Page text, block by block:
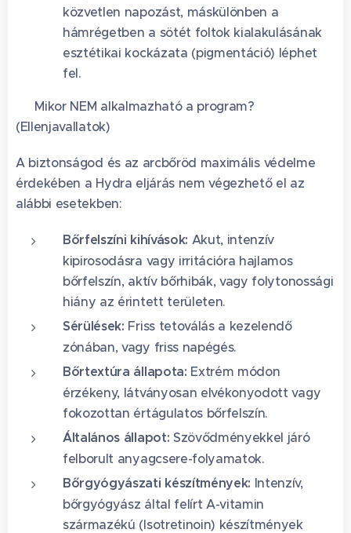
közvetlen napozást, máskülönben a
hámrégetben a sötét foltok kialakulásának
esztétikai kockázata (pigmentáció) léphet
fel.
❌ Mikor NEM alkalmazható a program?
(Ellenjavallatok)
A biztonságod és az arcbőröd maximális védelme
érdekében a Hydra eljárás nem végezhető el az
alábbi esetekben:
Bőrfelszíni kihívások: Akut, intenzív
kipirosodásra vagy irritációra hajlamos
bőrfelszín, aktív bőrhibák, vagy folytonossági
hiány az érintett területen.
Sérülések: Friss tetoválás a kezelendő
zónában, vagy friss napégés.
Bőrtextúra állapota: Extrém módon
érzékeny, látványosan elvékonyodott vagy
fokozottan értágulatos bőrfelszín.
Általános állapot: Szövődményekkel járó
felborult anyagcsere-folyamatok.
Bőrgyógyászati készítmények: Intenzív,
bőrgyógyász által felírt A-vitamin
származékú (Isotretinoin) készítmények